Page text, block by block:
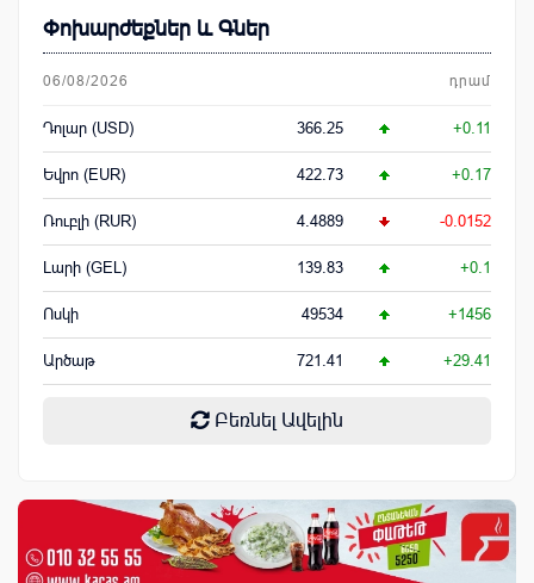
Փոխարժեքներ և Գներ
06/08/2026 դրամ
Դոլար (USD) 366.25 +0.11
Եվրո (EUR) 422.73 +0.17
Ռուբլի (RUR) 4.4889 -0.0152
Լարի (GEL) 139.83 +0.1
Ոսկի 49534 +1456
Արծաթ 721.41 +29.41
Բեռնել Ավելին